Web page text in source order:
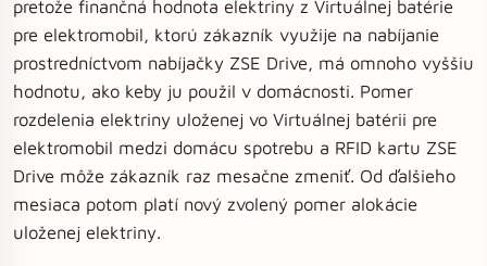
pretože finančná hodnota elektriny z Virtuálnej batérie
pre elektromobil, ktorú zákazník využije na nabíjanie
prostredníctvom nabíjačky ZSE Drive, má omnoho vyššiu
hodnotu, ako keby ju použil v domácnosti. Pomer
rozdelenia elektriny uloženej vo Virtuálnej batérii pre
elektromobil medzi domácu spotrebu a RFID kartu ZSE
Drive môže zákazník raz mesačne zmeniť. Od ďalšieho
mesiaca potom platí nový zvolený pomer alokácie
uloženej elektriny.